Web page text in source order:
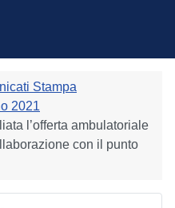
Stampa
2021
l’offerta ambulatoriale
con il punto